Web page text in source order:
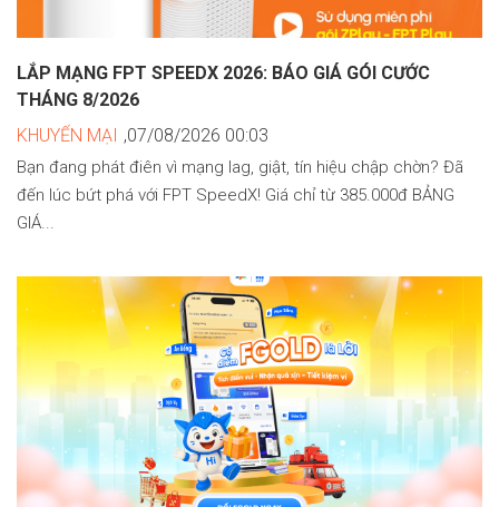
LẮP MẠNG FPT SPEEDX 2026: BÁO GIÁ GÓI CƯỚC
THÁNG 8/2026
KHUYẾN MẠI ,07/08/2026 00:03
Bạn đang phát điên vì mạng lag, giật, tín hiệu chập chờn? Đã
đến lúc bứt phá với FPT SpeedX! Giá chỉ từ 385.000đ BẢNG
GIÁ...